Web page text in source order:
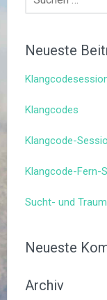
Neueste
Klangcodes
Klangcode-
Klangcode-Fern-
Sucht- und
Neueste
Archiv